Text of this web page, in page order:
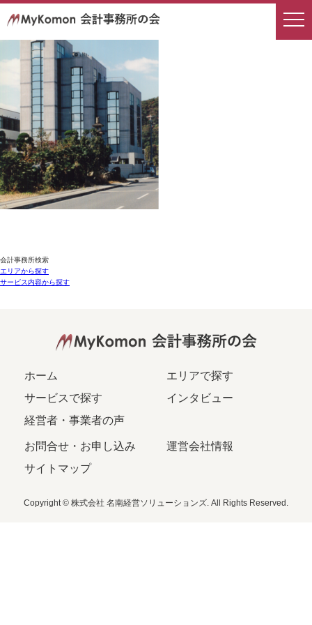
会計事務所検索
エリアから探す
サービス内容から探す
ホーム
エリアで探す
サービスで探す
インタビュー
経営者・事業者の声
お問合せ・お申し込み
運営会社情報
サイトマップ
Copyright © 株式会社 名南経営ソリューションズ. All Rights Reserved.